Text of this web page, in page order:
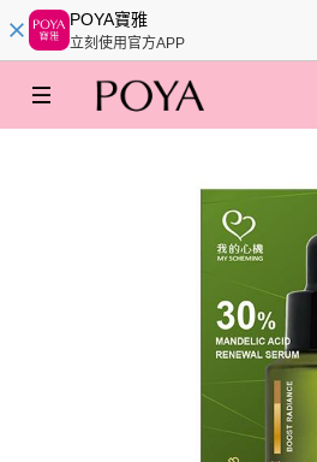
POYA寶雅
立刻使用官方APP